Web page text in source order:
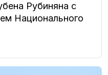
Рубиняна с
Национального